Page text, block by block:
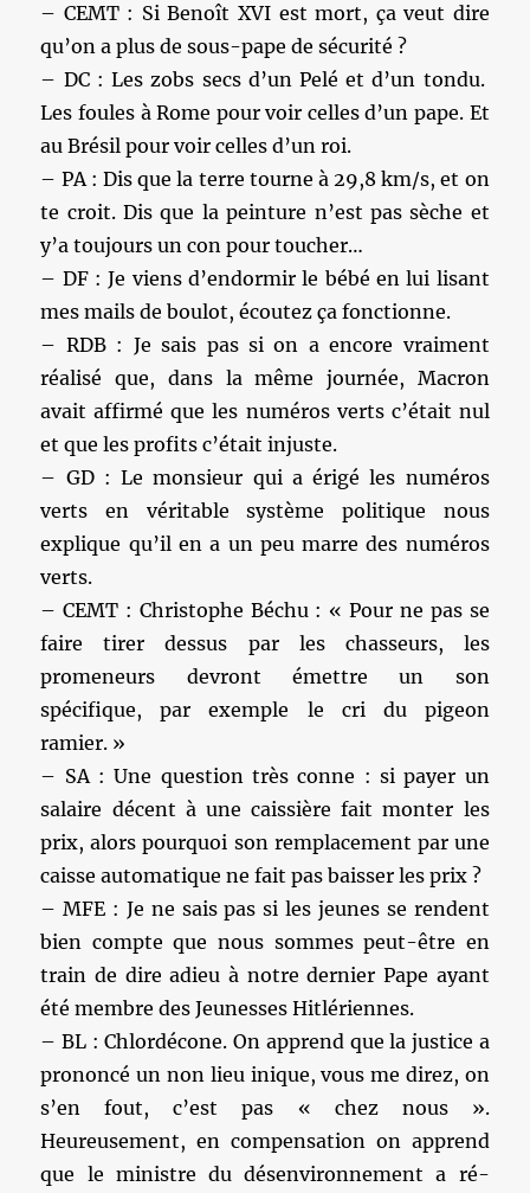
– CEMT : Si Benoît XVI est mort, ça veut dire
qu’on a plus de sous-pape de sécurité ?
– DC : Les zobs secs d’un Pelé et d’un tondu.
Les foules à Rome pour voir celles d’un pape. Et
au Brésil pour voir celles d’un roi.
– PA : Dis que la terre tourne à 29,8 km/s, et on
te croit. Dis que la peinture n’est pas sèche et
y’a toujours un con pour toucher…
– DF : Je viens d’endormir le bébé en lui lisant
mes mails de boulot, écoutez ça fonctionne.
– RDB : Je sais pas si on a encore vraiment
réalisé que, dans la même journée, Macron
avait affirmé que les numéros verts c’était nul
et que les profits c’était injuste.
– GD : Le monsieur qui a érigé les numéros
verts en véritable système politique nous
explique qu’il en a un peu marre des numéros
verts.
– CEMT : Christophe Béchu : « Pour ne pas se
faire tirer dessus par les chasseurs, les
promeneurs devront émettre un son
spécifique, par exemple le cri du pigeon
ramier. »
– SA : Une question très conne : si payer un
salaire décent à une caissière fait monter les
prix, alors pourquoi son remplacement par une
caisse automatique ne fait pas baisser les prix ?
– MFE : Je ne sais pas si les jeunes se rendent
bien compte que nous sommes peut-être en
train de dire adieu à notre dernier Pape ayant
été membre des Jeunesses Hitlériennes.
– BL : Chlordécone. On apprend que la justice a
prononcé un non lieu inique, vous me direz, on
s’en fout, c’est pas « chez nous ».
Heureusement, en compensation on apprend
que le ministre du désenvironnement a ré-